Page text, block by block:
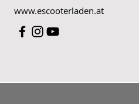
www.escooterladen.at